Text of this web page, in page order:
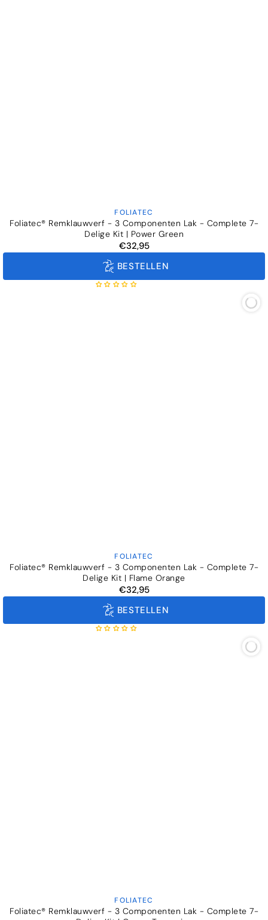
Verkoper:
FOLIATEC
Foliatec® Remklauwverf - 3 Componenten Lak - Complete 7-
Delige Kit | Power Green
Normale
€32,95
BESTELLEN
Verkoper:
FOLIATEC
Foliatec® Remklauwverf - 3 Componenten Lak - Complete 7-
Delige Kit | Flame Orange
Normale
€32,95
BESTELLEN
Verkoper:
FOLIATEC
Foliatec® Remklauwverf - 3 Componenten Lak - Complete 7-